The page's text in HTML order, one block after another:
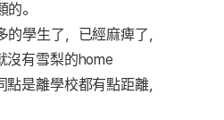
。
學生了，已經麻痺了，
沒有雪梨的home
是離學校都有點距離，